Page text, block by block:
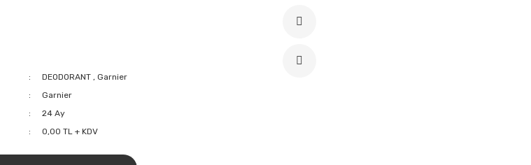
DEODORANT ,Garnier
Garnier
24 Ay
0,00 TL + KDV